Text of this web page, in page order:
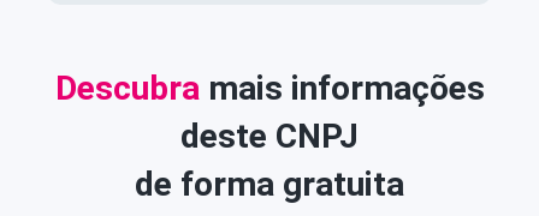
Descubra mais informações
deste CNPJ
de forma gratuita